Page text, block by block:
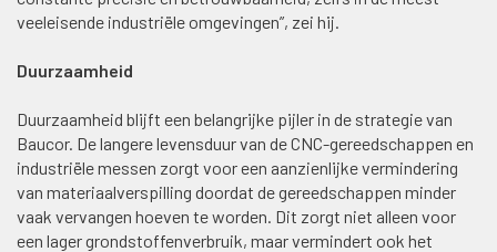
veeleisende industriële omgevingen”, zei hij.
Duurzaamheid
Duurzaamheid blijft een belangrijke pijler in de strategie van
Baucor. De langere levensduur van de CNC-gereedschappen en
industriële messen zorgt voor een aanzienlijke vermindering
van materiaalverspilling doordat de gereedschappen minder
vaak vervangen hoeven te worden. Dit zorgt niet alleen voor
een lager grondstoffenverbruik, maar vermindert ook het